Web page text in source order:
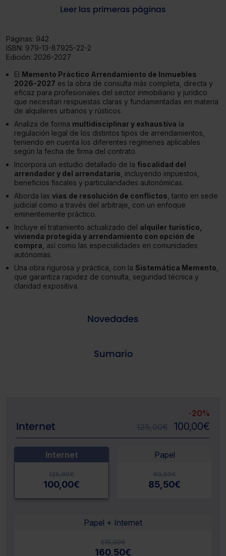
Leer las primeras páginas
Páginas: 942
ISBN: 979-13-87925-22-2
Edición: 2026-2027
El Memento Práctico Arrendamiento de Inmuebles
2026-2027 es la obra de consulta más completa, directa y
eficaz para profesionales del sector inmobiliario y jurídico
que necesitan respuestas claras y fundamentadas en materia
de alquileres urbanos y rústicos.
Analiza de forma multidisciplinar y exhaustiva la
regulación legal de los distintos tipos de arrendamientos,
teniendo en cuenta los diferentes regímenes aplicables
según la fecha de firma del contrato.
Incorpora un estudio detallado de la fiscalidad del
arrendador y del arrendatario , incluyendo impuestos,
beneficios fiscales y particularidades autonómicas.
Aborda las vías de resolución de conflictos , tanto en sede
judicial como a través del arbitraje, con un enfoque
eminentemente práctico.
Incluye el tratamiento actualizado del alquiler turístico,
vivienda protegida y arrendamiento con opción de
compra , así como las especialidades en comunidades
autónomas.
Una obra rigurosa y práctica, con la Sistemática Memento
que garantiza rapidez de consulta, seguridad técnica y
claridad expositiva.
Novedades
Sumario
Internet
-20%
125,00€ 100,00€
Internet
125,00€
100,00€
Papel
90,00€
85,50€
Papel + Internet
215,00€
160,50€